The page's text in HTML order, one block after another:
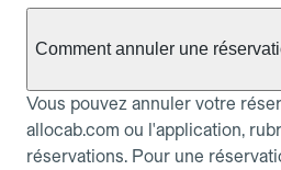
Comment annuler une
Vous pouvez annuler votre
allocab.com ou l'application,
réservations. Pour une